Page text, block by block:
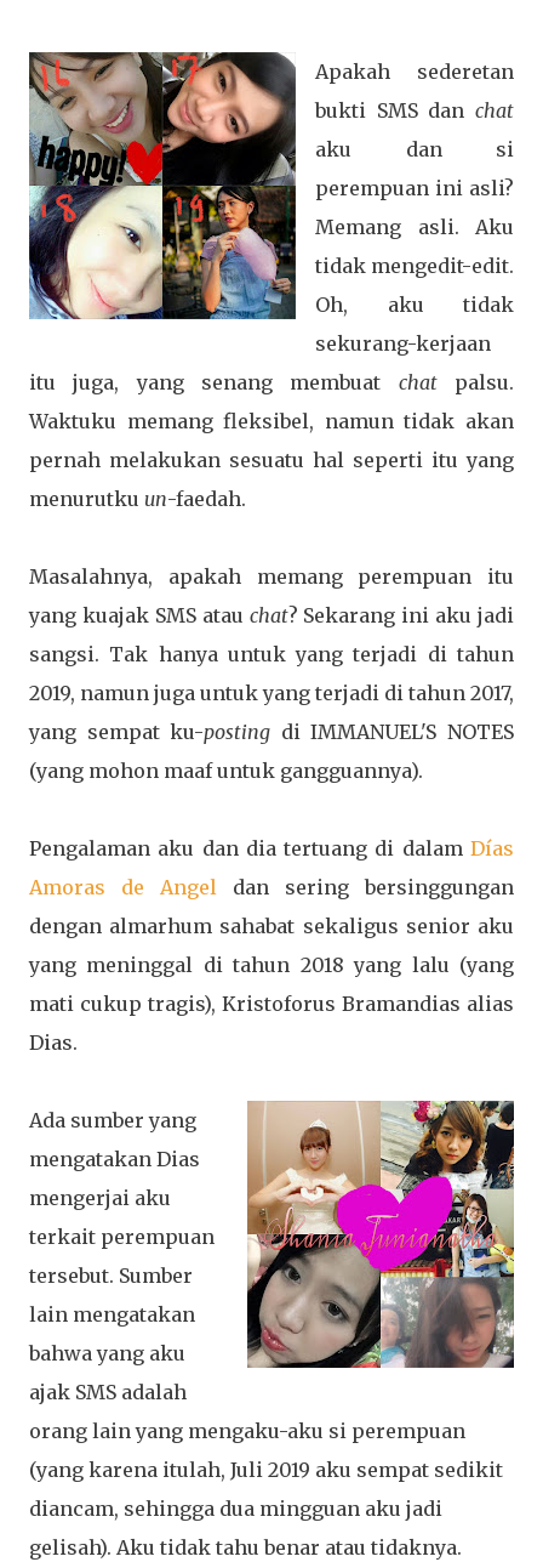
Apakah sederetan
bukti SMS dan chat
aku dan si
perempuan ini asli?
Memang asli. Aku
tidak mengedit-edit.
Oh, aku tidak
sekurang-kerjaan
itu juga, yang senang membuat chatpalsu.
Waktuku memang fleksibel, namun tidak akan
pernah melakukan sesuatu hal seperti itu yang
menurutku un-faedah.
Masalahnya, apakah memang perempuan itu
yang kuajak SMS atau chat? Sekarang ini aku jadi
sangsi. Tak hanya untuk yang terjadi di tahun
2019, namun juga untuk yang terjadi di tahun 2017,
yang sempat ku-posting di IMMANUEL'S NOTES
(yang mohon maaf untuk gangguannya).
Pengalaman aku dan dia tertuang di dalam Días
Amoras de Angel dan sering bersinggungan
dengan almarhum sahabat sekaligus senior aku
yang meninggal di tahun 2018 yang lalu (yang
mati cukup tragis), Kristoforus Bramandias alias
Dias.
Ada sumber yang
mengatakan Dias
mengerjai aku
terkait perempuan
tersebut. Sumber
lain mengatakan
bahwa yang aku
ajak SMS adalah
orang lain yang mengaku-aku si perempuan
(yang karena itulah, Juli 2019 aku sempat sedikit
diancam, sehingga dua mingguan aku jadi
gelisah). Aku tidak tahu benar atau tidaknya.